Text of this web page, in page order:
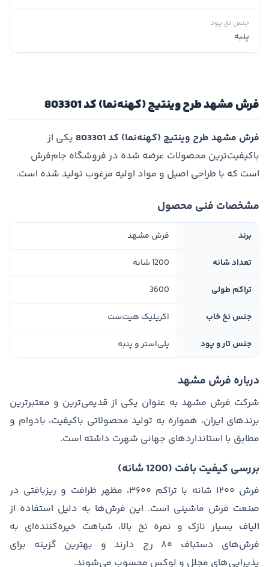
جنس نخ پود
پنبه
فرش مشهد طرح وینتیج (کهنه‌نما) کد 803301
فرش مشهد طرح وینتیج (کهنه‌نما) کد 803301
یکی از
باکیفیت‌ترین محصولات عرضه شده در فروشگاه جام‌فرش
است که با طراحی اصیل و مواد اولیه مرغوب تولید شده است.
مشخصات فنی محصول
برند فرش مشهد
تعداد شانه 1200 شانه
تراکم طولی 3600
جنس نخ خاب اکریلیک هیت‌ست
جنس تار و پود پلی‌استر و پنبه
درباره فرش مشهد
شرکت فرش مشهد به عنوان یکی از قدیمی‌ترین و معتبرترین
برندهای ایران، همواره به تولید محصولاتی باکیفیت، بادوام و
مطابق با استانداردهای جهانی شهرت داشته است.
بررسی کیفیت بافت (1200 شانه)
فرش ۱۲۰۰ شانه با تراکم ۳۶۰۰، مظهر ظرافت و ریزبافتی در
صنعت فرش ماشینی است. این فرش‌ها به دلیل استفاده از
الیاف بسیار نازک و نمره نخ بالا، شباهت خیره‌کننده‌ای به
فرش‌های دستباف ۸۰ رج دارند و بهترین گزینه برای
پذیرایی‌های مجلل و لوکس محسوب می‌شوند.